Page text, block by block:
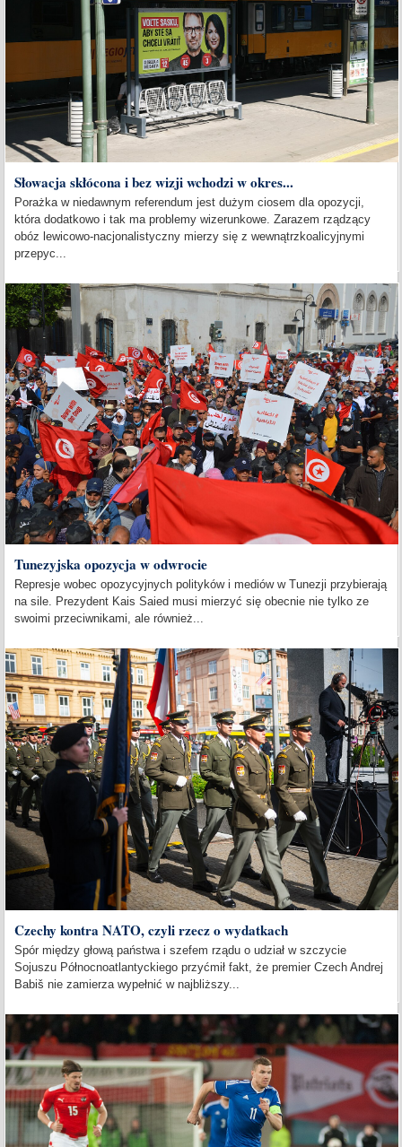
Słowacja skłócona i bez wizji wchodzi w okres...
Porażka w niedawnym referendum jest dużym ciosem dla opozycji,
która dodatkowo i tak ma problemy wizerunkowe. Zarazem rządzący
obóz lewicowo-nacjonalistyczny mierzy się z wewnątrzkoalicyjnymi
przepyc...
Tunezyjska opozycja w odwrocie
Represje wobec opozycyjnych polityków i mediów w Tunezji przybierają
na sile. Prezydent Kais Saied musi mierzyć się obecnie nie tylko ze
swoimi przeciwnikami, ale również...
Czechy kontra NATO, czyli rzecz o wydatkach
Spór między głową państwa i szefem rządu o udział w szczycie
Sojuszu Północnoatlantyckiego przyćmił fakt, że premier Czech Andrej
Babiš nie zamierza wypełnić w najbliższy...